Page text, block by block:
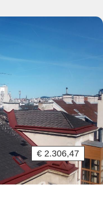
€ 2.306,47